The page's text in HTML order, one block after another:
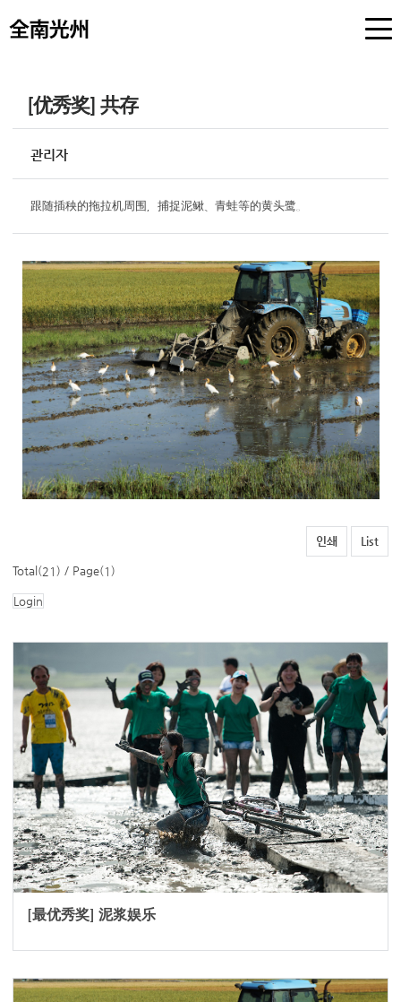
[优秀奖] 共存
관리자
跟随插秧的拖拉机周围，捕捉泥鳅、青蛙等的黄头鹭。
인쇄 List
Total(21 ) / Page(1 )
Login
[最优秀奖] 泥浆娱乐